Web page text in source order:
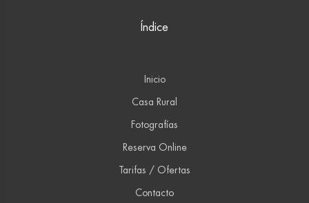
Índice
Inicio
Casa Rural
Fotografías
Reserva Online
Tarifas / Ofertas
Contacto